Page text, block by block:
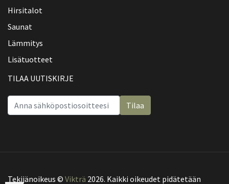
Hirsitalot
Saunat
Lämmitys
Lisätuotteet
TILAA UUTISKIRJE
Tilaa
Tekijänoikeus © Vikträ 2026. Kaikki oikeudet pidätetään